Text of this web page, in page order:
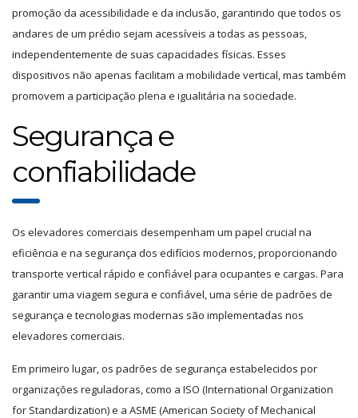
promoção da acessibilidade e da inclusão, garantindo que todos os
andares de um prédio sejam acessíveis a todas as pessoas,
independentemente de suas capacidades físicas. Esses
dispositivos não apenas facilitam a mobilidade vertical, mas também
promovem a participação plena e igualitária na sociedade.
Segurança e
confiabilidade
Os elevadores comerciais desempenham um papel crucial na
eficiência e na segurança dos edifícios modernos, proporcionando
transporte vertical rápido e confiável para ocupantes e cargas. Para
garantir uma viagem segura e confiável, uma série de padrões de
segurança e tecnologias modernas são implementadas nos
elevadores comerciais.
Em primeiro lugar, os padrões de segurança estabelecidos por
organizações reguladoras, como a ISO (International Organization
for Standardization) e a ASME (American Society of Mechanical